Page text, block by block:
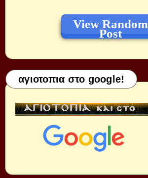
View Random
Post
αγιοτοπια στο google!